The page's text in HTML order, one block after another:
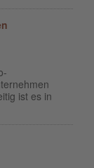
ist es in